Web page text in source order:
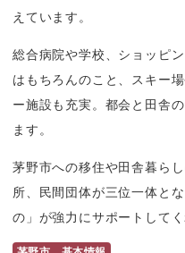
えています。
総合病院や学校、ショッピ
はもちろんのこと、スキー
ー施設も充実。都会と田舎
ます。
茅野市への移住や田舎暮ら
所、民間団体が三位一体と
の」が強力にサポートしてく